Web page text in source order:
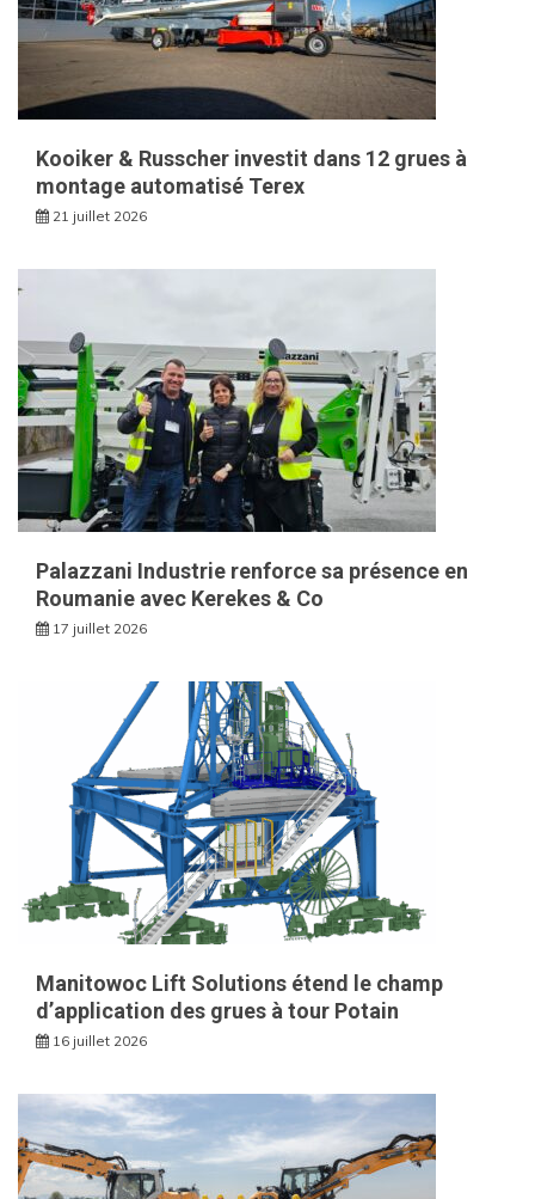
Kooiker & Russcher investit dans 12 grues à
montage automatisé Terex
21 juillet 2026
Palazzani Industrie renforce sa présence en
Roumanie avec Kerekes & Co
17 juillet 2026
Manitowoc Lift Solutions étend le champ
d’application des grues à tour Potain
16 juillet 2026